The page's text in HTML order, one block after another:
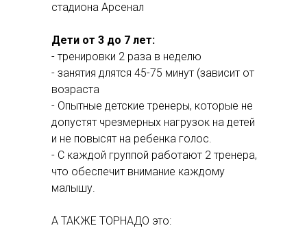
стадиона Арсенал
Дети от 3 до 7 лет:
- тренировки 2 раза в неделю
- занятия длятся 45-75 минут (зависит от
возраста
- Опытные детские тренеры, которые не
допустят чрезмерных нагрузок на детей
и не повысят на ребенка голос.
- С каждой группой работают 2 тренера,
что обеспечит внимание каждому
малышу.
А ТАКЖЕ ТОРНАДО это: